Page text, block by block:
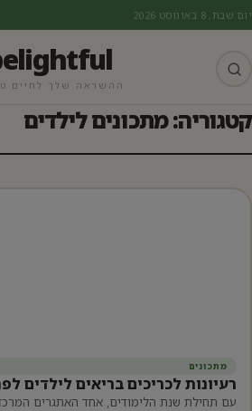
יום שבת, 8 באוגוסט 2026
ההשראה שלך לחיים
קטגוריה: מתכונים לילדים
מתכונים
רעיונות לכריכים בריאים לילדים
עם תחילת שנת הלימודים, אחד האתגרים